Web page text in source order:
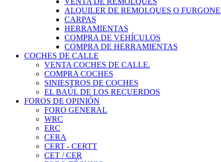
ALQUILER DE REMOLQUES O
CARPAS
HERRAMIENTAS
COMPRA DE VEHÍCULOS
COMPRA DE HERRAMIENTAS
COCHES DE CALLE
VENTA COCHES DE CALLE.
COMPRA COCHES
SINIESTROS DE COCHES
EL BAÚL DE LOS RECUERDOS
FOROS DE OPINIÓN
FORO GENERAL
WRC
ERC
CERA
CERT - CERTT
CET / CER